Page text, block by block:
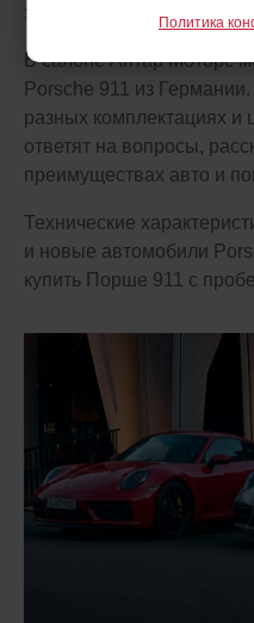
этом внедряя новейшие
В салоне Антар Моторс
Porsche 911 из
разных комплектациях и
ответят на вопросы,
преимуществах авто и
Технические
и новые автомобили
купить Порше 911 с
Политика